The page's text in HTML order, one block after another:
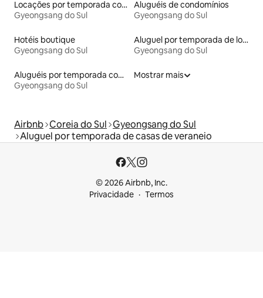
Locações por temporada com piscina
Gyeongsang do Sul
Aluguéis de condomínios
Gyeongsang do Sul
Hotéis boutique
Gyeongsang do Sul
Aluguel por temporada de lofts
Gyeongsang do Sul
Aluguéis por temporada com sauna
Gyeongsang do Sul
Mostrar mais
Airbnb Coreia do Sul Gyeongsang do Sul
Aluguel por temporada de casas de veraneio
© 2026 Airbnb, Inc.
Privacidade
Termos